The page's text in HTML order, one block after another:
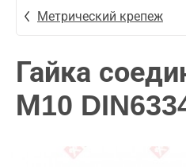
Метрический крепеж
Гайка
М10